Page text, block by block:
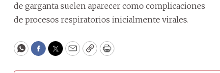
de garganta suelen aparecer como complicaciones
de procesos respiratorios inicialmente virales.
WhatsApp
Facebook
Twitter
EmailCopyPrint